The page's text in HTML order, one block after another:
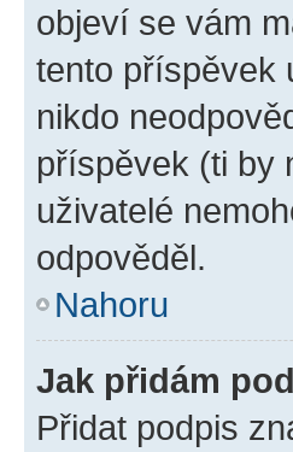
objeví se vám
tento příspěvek
nikdo
příspěvek (ti by
uživatelé
odpověděl.
Nahoru
Jak přidám
Přidat podpis